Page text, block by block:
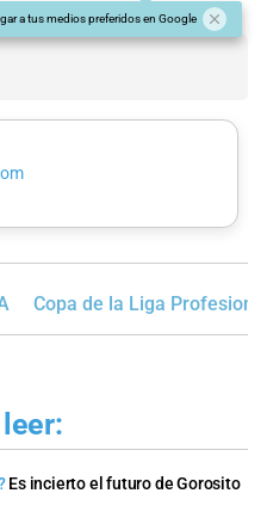
a tus medios preferidos en Google
Copa de la Liga
Es incierto el futuro de Gorosito